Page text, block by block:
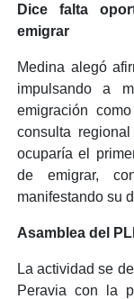
Dice falta
emigrar
Medina alegó
impulsando a
emigración
consulta
ocuparía el
de emigrar,
manifestando su
Asamblea del
La actividad se
Peravia con la